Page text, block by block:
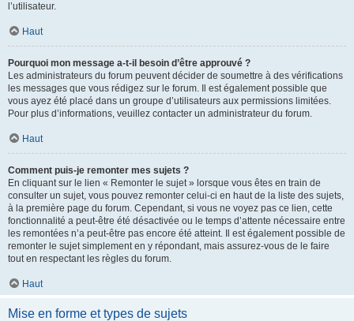
l’utilisateur.
Haut
Pourquoi mon message a-t-il besoin d’être approuvé ?
Les administrateurs du forum peuvent décider de soumettre à des vérifications
les messages que vous rédigez sur le forum. Il est également possible que
vous ayez été placé dans un groupe d’utilisateurs aux permissions limitées.
Pour plus d’informations, veuillez contacter un administrateur du forum.
Haut
Comment puis-je remonter mes sujets ?
En cliquant sur le lien « Remonter le sujet » lorsque vous êtes en train de
consulter un sujet, vous pouvez remonter celui-ci en haut de la liste des sujets,
à la première page du forum. Cependant, si vous ne voyez pas ce lien, cette
fonctionnalité a peut-être été désactivée ou le temps d’attente nécessaire entre
les remontées n’a peut-être pas encore été atteint. Il est également possible de
remonter le sujet simplement en y répondant, mais assurez-vous de le faire
tout en respectant les règles du forum.
Haut
Mise en forme et types de sujets